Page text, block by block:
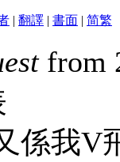
| 翻譯 | 書面 | 简繁
from
係我V